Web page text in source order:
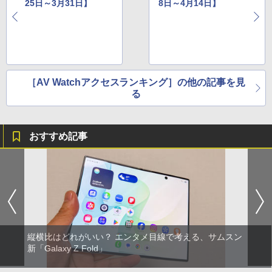
25日～3月31日】 8日～4月14日】
［AV Watchアクセスランキング］の他の記事を見
る
おすすめ記事
縦横比はどれがいい？ エンタメ目線で考える、サムスン
新「Galaxy Z Fold」